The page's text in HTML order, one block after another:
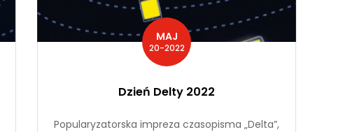
MAJ
20-2022
Dzień Delty 2022
Popularyzatorska impreza czasopisma „Delta”,